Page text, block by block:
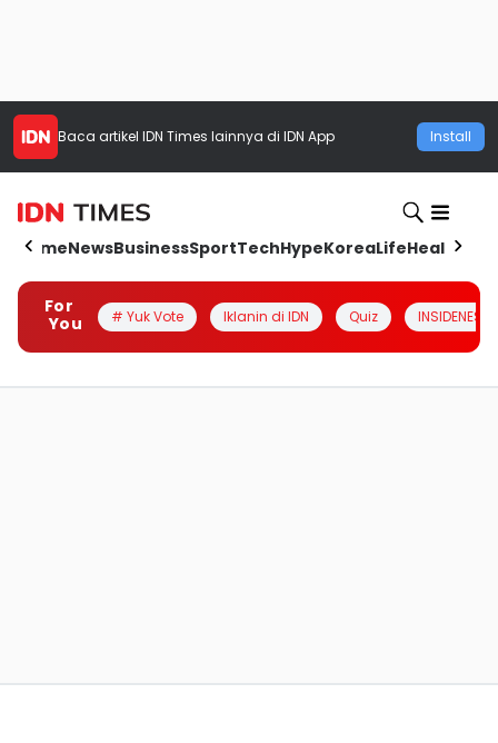
Baca artikel IDN Times lainnya di IDN App Install
HomeNewsBusinessSportTechHypeKoreaLifeHealth
For
You
# Yuk Vote Iklanin di IDN Quiz INSIDENESIA